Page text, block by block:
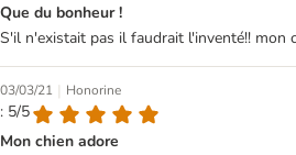
Que du bonheur !
S'il n'existait pas il faudrait l'inventé!! mon
03/03/21 | Honorine
: 5/5
Mon chien adore